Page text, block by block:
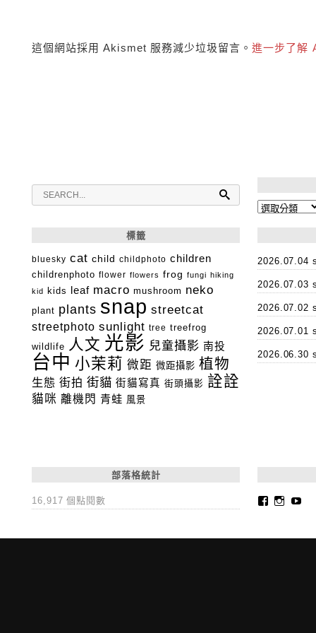
這個網站採用 Akismet 服務減少垃圾留言。進一步了解
分
標籤
bluesky cat child childphoto children
childrenphoto flower flowers frog fungi hiking
kid kids leaf macro mushroom neko
plant plants snap streetcat
streetphoto sunlight tree treefrog
wildlife 人文 光影 兒童攝影 南投
台中 小茉莉 微距 微距攝影 植物
生態 街拍 街貓 街貓寫真 街頭攝影 詮詮
貓咪 離機閃 青蛙 風景
2026.07.04
2026.07.03
2026.07.02
2026.07.01
2026.06.30
部落格統計
16,917 個點閱數